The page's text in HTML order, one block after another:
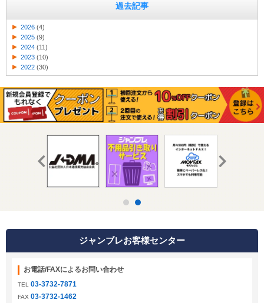
過去記事
2026 (4)
2025 (9)
2024 (11)
2023 (10)
2022 (30)
ジャンブレお客様センター
お電話/FAXによるお問い合わせ
TEL 03-3732-7871
FAX 03-3732-1462